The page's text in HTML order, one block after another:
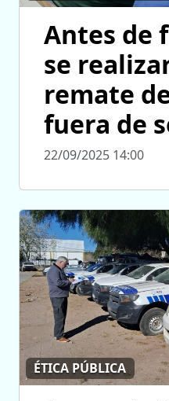
Antes de
se
remate
fuera de
22/09/2025 14:00
ÉTICA PÚBLICA